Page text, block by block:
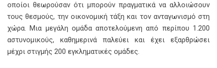
οποίοι θεωρούσαν ότι μπορούν πραγματικά να αλλοιώσουν
τους θεσμούς, την οικονομική τάξη και τον ανταγωνισμό στη
χώρα. Μια μεγάλη ομάδα αποτελούμενη από περίπου 1.200
αστυνομικούς, καθημερινά παλεύει και έχει εξαρθρώσει
μέχρι στιγμής 200 εγκληματικές ομάδες.